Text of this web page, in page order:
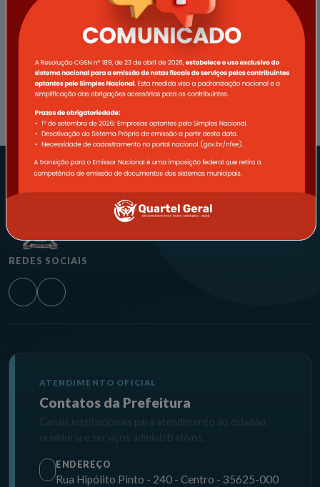
Portal da Transparência
Remuneração Mensal Servidores
Contatos
Ouvidoria
REDES SOCIAIS
ATENDIMENTO OFICIAL
Contatos da Prefeitura
Canais institucionais para atendimento ao cidadão,
ouvidoria e serviços administrativos.
ENDEREÇO
Rua Hipólito Pinto - 240 - Centro - 35625-000